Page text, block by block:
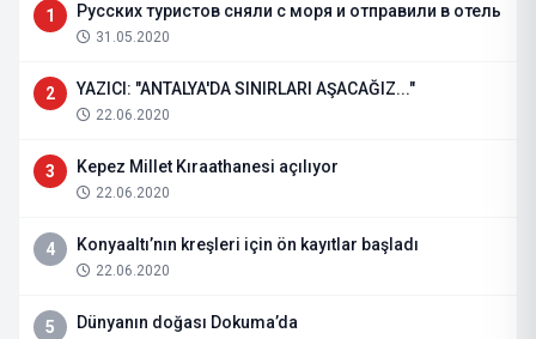
1 Русских туристов сняли с моря и отправили в отель
31.05.2020
2 YAZICI: "ANTALYA'DA SINIRLARI AŞACAĞIZ..."
22.06.2020
3 Kepez Millet Kıraathanesi açılıyor
22.06.2020
4 Konyaaltı’nın kreşleri için ön kayıtlar başladı
22.06.2020
5 Dünyanın doğası Dokuma’da